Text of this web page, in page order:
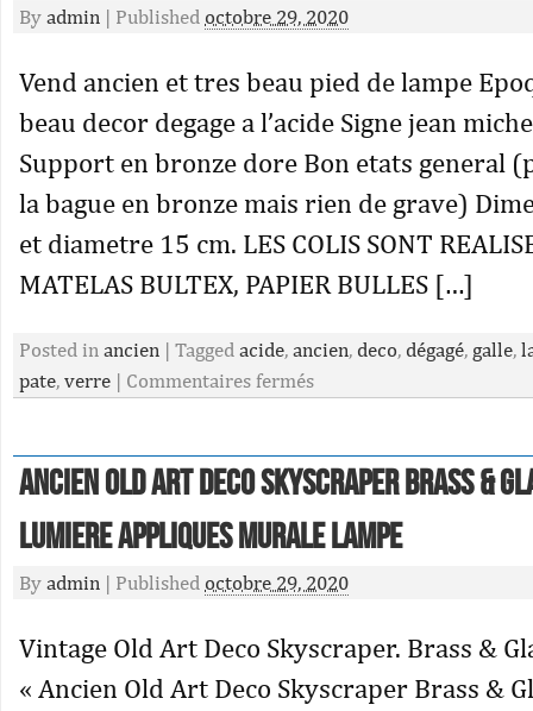
By admin | Published octobre 29, 2020
Vend ancien et tres beau pied de lampe
beau decor degage a l’acide Signe jean
Support en bronze dore Bon etats general
la bague en bronze mais rien de grave)
et diametre 15 cm. LES COLIS SONT
MATELAS BULTEX, PAPIER BULLES […]
Posted in ancien | Tagged acide, ancien, deco, dégagé, galle,
pate, verre | Commentaires fermés
Ancien Old Art Deco Skyscraper Brass &
Lumiere Appliques murale Lampe
By admin | Published octobre 29, 2020
Vintage Old Art Deco Skyscraper. Brass &
« Ancien Old Art Deco Skyscraper Brass &